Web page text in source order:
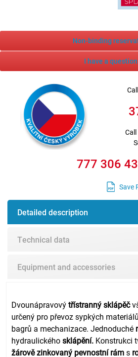
Non-binding
I have a question
Call
Call
777 306
Save
Detailed description
Technical data
Equipment and accessories
Dvounápravovýtřístranný sklápěč
určený pro převoz sypkých
bagrů a mechanizace. Jednoduché
hydraulickéhosklápění. Konstrukci
žárově zinkovaný pevnostní ráms